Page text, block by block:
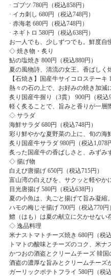
· ゴブツ 780円（税込858円）
· イカ刺し 680円（税込748円）
· 赤海老 680円（税込748円）
· ネギトロ 580円（税込638円）
お一人でも、少しずつでも。鮮度自
◇ 焼き物・炙り
鮎の塩焼き 800円（税込880円）
夏の風物詩、清流の女王。香ばしく
【石焼き】国産牛サイコロステーキ
熱々の石の上で、お好みの焼き加減
炙り国産牛握り（3貫） 900円（税込
軽く炙ることで、旨みと香りが一層
◇ サラダ
海鮮サラダ 680円（税込748円）
彩り鮮やかな夏野菜の上に、旬の海
炙り国産牛サラダ 980円（税込
炙った国産牛の香ばしさと、みずみ
◇ 揚げ物
白えび唐揚げ 650円（税込715円）
富山湾の白えびを、サクッと軽やか
目光唐揚げ 580円（税込638円）
夏の小魚は、丸ごと揚げて旨み凝縮
ハモの梅じそ揚げ 700円（税込770円）
鱧（はも）は夏の献立に欠かせない
◇ 逸品料理
米ナストマトチーズ焼き 680円（税込
トマトの酸味とチーズのコク、米ナ
かつおの酒盗とクリームチーズ 韓国
酒盗の濃厚な旨みとクリームチーズ
ガーリックポテトフライ 580円（税込